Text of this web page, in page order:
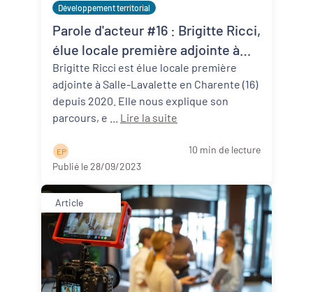
Développement territorial
Parole d'acteur #16 : Brigitte Ricci,
élue locale première adjointe à
Salles-Lavalette (16)
Brigitte Ricci est élue locale première
adjointe à Salle-Lavalette en Charente (16)
depuis 2020. Elle nous explique son
Lire la suite
E P
10 min de lecture
Publié le 28/09/2023
Article